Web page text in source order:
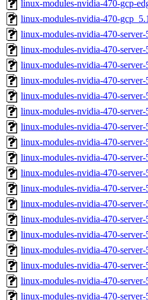
linux-modules-nvidia-470-gcp-
linux-modules-nvidia-470-
linux-modules-nvidia-470-
linux-modules-nvidia-470-
linux-modules-nvidia-470-
linux-modules-nvidia-470-
linux-modules-nvidia-470-
linux-modules-nvidia-470-
linux-modules-nvidia-470-
linux-modules-nvidia-470-
linux-modules-nvidia-470-
linux-modules-nvidia-470-
linux-modules-nvidia-470-
linux-modules-nvidia-470-
linux-modules-nvidia-470-
linux-modules-nvidia-470-
linux-modules-nvidia-470-
linux-modules-nvidia-470-
linux-modules-nvidia-470-
linux-modules-nvidia-470-